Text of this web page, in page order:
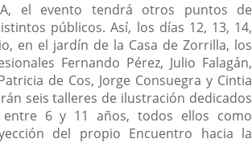
el evento tendrá otros puntos de
públicos. Así, los días 12, 13, 14,
en el jardín de la Casa de Zorrilla, los
Fernando Pérez, Julio Falagán,
de Cos, Jorge Consuegra y Cintia
seis talleres de ilustración dedicados
6 y 11 años, todos ellos como
del propio Encuentro hacia la